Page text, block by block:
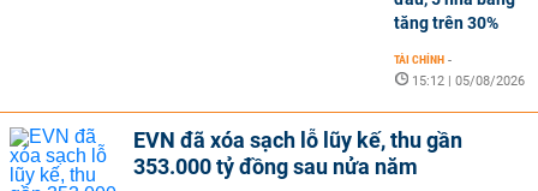
tăng trên 30%
TÀI CHÍNH -
15:12 | 05/08/2026
EVN đã xóa sạch lỗ lũy kế, thu gần
353.000 tỷ đồng sau nửa năm